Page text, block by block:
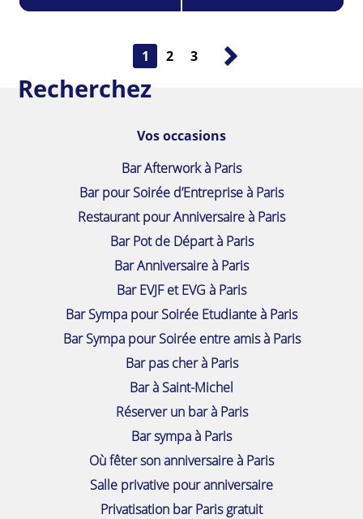
1 2 3
Recherchez
Vos occasions
Bar Afterwork à Paris
Bar pour Soirée d’Entreprise à Paris
Restaurant pour Anniversaire à Paris
Bar Pot de Départ à Paris
Bar Anniversaire à Paris
Bar EVJF et EVG à Paris
Bar Sympa pour Soirée Etudiante à Paris
Bar Sympa pour Soirée entre amis à Paris
Bar pas cher à Paris
Bar à Saint-Michel
Réserver un bar à Paris
Bar sympa à Paris
Où fêter son anniversaire à Paris
Salle privative pour anniversaire
Privatisation bar Paris gratuit